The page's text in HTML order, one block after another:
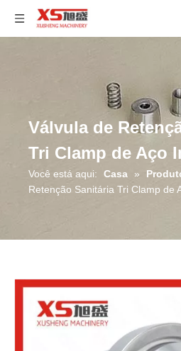
Válvula de
Tri Clamp de Aço
Você está aqui: Casa »
Retenção Sanitária Tri Clamp de